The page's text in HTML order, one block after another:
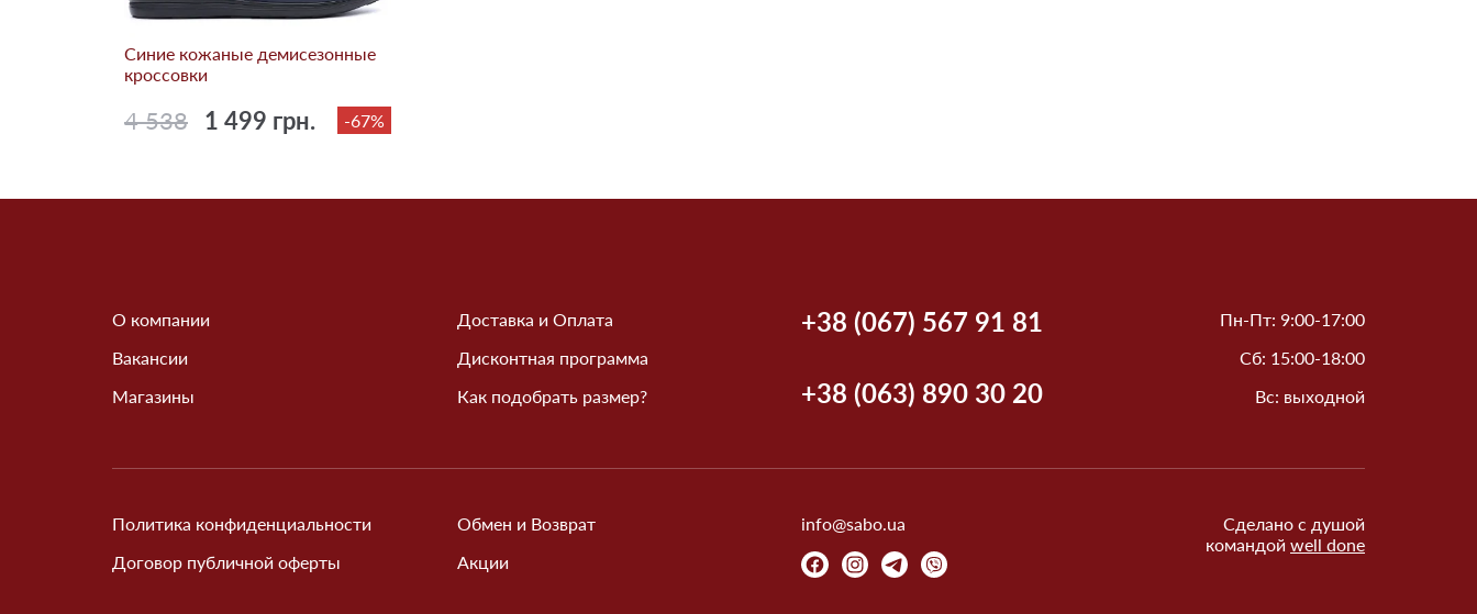
Синие кожаные демисезонные
кроссовки
4 538 1 499 грн. -67%
О компании
Вакансии
Магазины
Доставка и Оплата
Дисконтная программа
Как подобрать размер?
Политика конфиденциальности
Договор публичной оферты
Обмен и Возврат
Акции
+38 (067) 567 91 81
+38 (063) 890 30 20
Пн-Пт: 9:00-17:00
Сб: 15:00-18:00
Вс: выходной
info@sabo.ua
Сделано с душой
командой well done